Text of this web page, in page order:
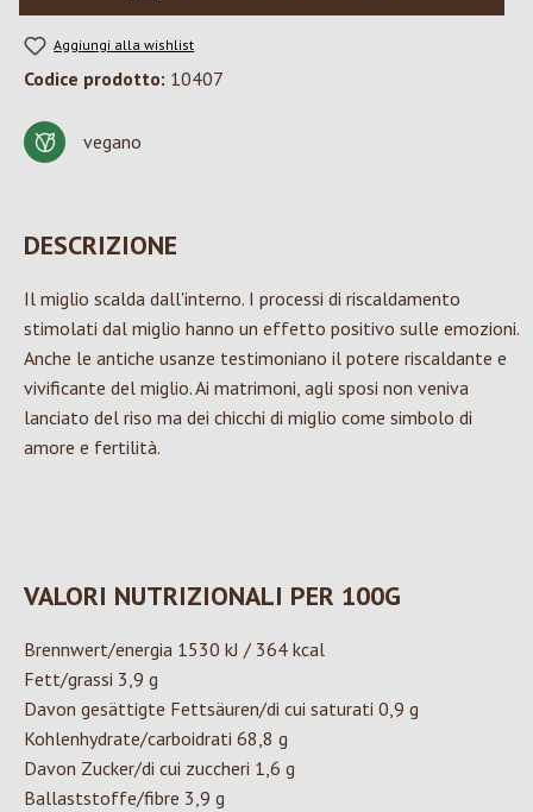
Aggiungi alla wishlist
Codice prodotto: 10407
vegano
DESCRIZIONE
Il miglio scalda dall'interno. I processi di riscaldamento
stimolati dal miglio hanno un effetto positivo sulle emozioni.
Anche le antiche usanze testimoniano il potere riscaldante e
vivificante del miglio. Ai matrimoni, agli sposi non veniva
lanciato del riso ma dei chicchi di miglio come simbolo di
amore e fertilità.
VALORI NUTRIZIONALI PER 100G
Brennwert/energia 1530 kJ / 364 kcal
Fett/grassi 3,9 g
Davon gesättigte Fettsäuren/di cui saturati 0,9 g
Kohlenhydrate/carboidrati 68,8 g
Davon Zucker/di cui zuccheri 1,6 g
Ballaststoffe/fibre 3,9 g